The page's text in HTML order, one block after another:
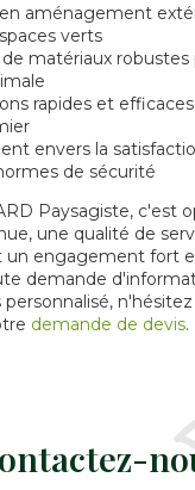
aménagement
verts
matériaux robustes
rapides et
envers la
de sécurité
Paysagiste, c'est
une qualité de
un engagement fort
demande
demande de devis.